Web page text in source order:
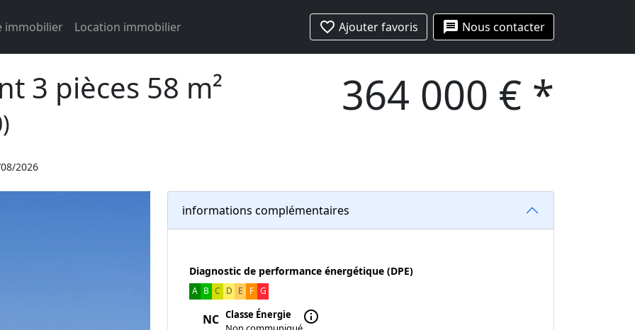
immobilier Location immobilier favorite_border Ajouter favoris message Nous contacter
3 pièces 58 m² 364 000 € *
2026
informations complémentaires
Diagnostic de performance énergétique (DPE)
A B C D E F G
NC Classe Énergie
info